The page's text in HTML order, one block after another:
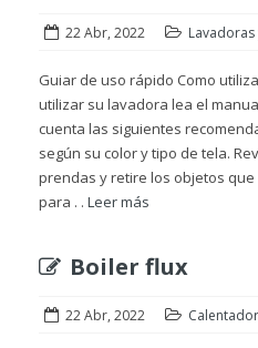
22 Abr, 2022
Guiar de uso rápido Como
utilizar su lavadora lea el
cuenta las siguientes
según su color y tipo de tela.
prendas y retire los objetos
para . . Leer más
Boiler flux
22 Abr, 2022